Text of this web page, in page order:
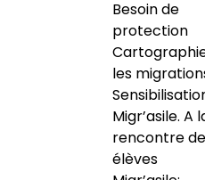
Besoin de
protection
les
Migr’asile. A
rencontre
élèves